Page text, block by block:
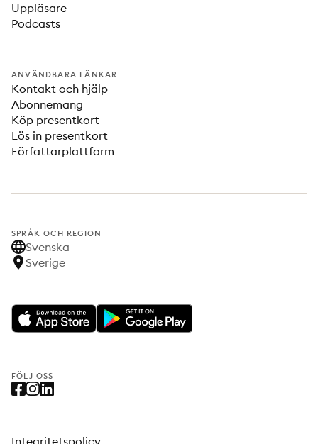
Uppläsare
Podcasts
ANVÄNDBARA LÄNKAR
Kontakt och hjälp
Abonnemang
Köp presentkort
Lös in presentkort
Författarplattform
SPRÅK OCH REGION
Svenska
Sverige
FÖLJ OSS
Integritetspolicy